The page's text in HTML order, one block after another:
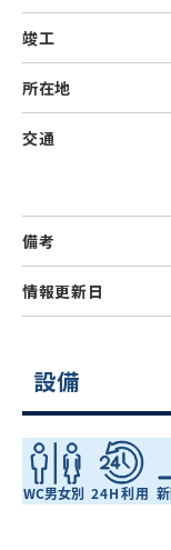
竣工
所在地
交通
備考
情報更新日
設備